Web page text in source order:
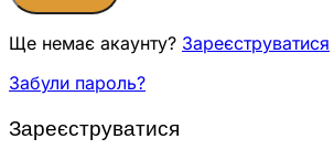
Ще немає акаунту? Зареєструватися
Забули пароль?
Зареєструватися